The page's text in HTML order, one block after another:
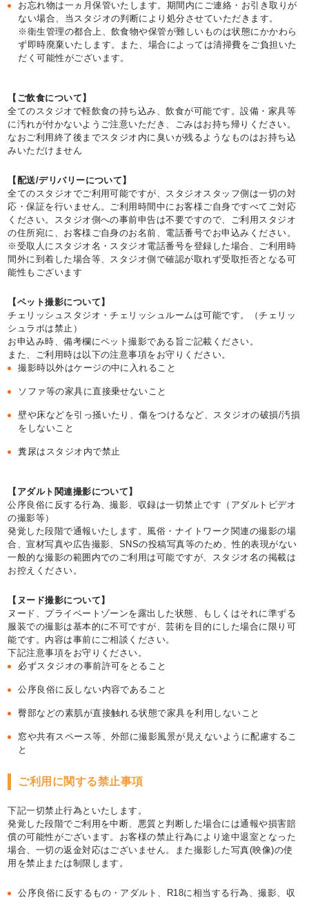
お忘れ物は一ヵ月保管いたします。期間内にご連絡・お引き取りが
ない場合、当スタジオの判断により処分させていただきます。
※衛生管理の都合上、飲食物や保管が難しいものは状態にかかわら
ず即時廃棄いたします。また、場合によっては清掃費をご負担いた
だく可能性がございます。
【ご飲食について】
全てのスタジオで軽飲食の持ち込み、飲食が可能です。設備・家具等
に汚れが付かないようご注意いただき、ごみはお持ち帰りください。
なおご利用終了後までスタジオ内に臭いが残るようなものはお持ち込
みいただけません
【配送/デリバリーについて】
全てのスタジオでご利用可能ですが、スタジオスタッフ側は一切の対
応・保証を行いません。ご利用時間中にお客様ご自身ですべてご対応
ください。スタジオ側への事前申告は不要ですので、ご利用スタジオ
の住所宛に、お客様ご自身のお名前、電話番号でお申込みください。
※受取人にスタジオ名・スタジオ電話番号を登録した場合、ご利用時
間外に到着した場合等、スタジオ側で確認が取れず受取拒否となる可
能性もございます
【ペット撮影について】
チェリッシュスタジオ・チェリッシュルームは可能です。（チェリッ
シュラボは禁止）
お申込み時、備考欄にペット撮影である旨ご記載ください。
また、ご利用時は以下の注意事項をお守りください。
撮影時以外はケージの中に入れること
ソファ等の家具に直接乗せないこと
壁や床などを引っ掻いたり、傷をつけるなど、スタジオの破損/汚損
をしないこと
糞尿はスタジオ内で禁止
【アダルト関連撮影について】
公序良俗に反する行為、撮影、収録は一切禁止です（アダルトビデオ
の撮影等）
発覚した段階で通報いたします。風俗・ナイトワーク関連の撮影の場
合、宣材写真や広告撮影、SNSの投稿写真等のため、性的表現がない
一般的な撮影の範囲内でのご利用は可能ですが、スタジオ名の掲載は
お控えください。
【ヌード撮影について】
ヌード、プライベートゾーンを露出した状態、もしくはそれに準ずる
服装での撮影は基本的に不可ですが、芸術を目的にした場合に限り可
能です。内容は事前にご相談ください。
下記注意事項をお守りください。
必ずスタジオの事前許可をとること
公序良俗に反しない内容であること
臀部などの素肌が直接触れる状態で家具を利用しないこと
窓や共有スペース等、外部に撮影風景が見えないように配慮するこ
と
ご利用に関する禁止事項
下記一切禁止行為といたします。
発覚した段階でご利用を中断、悪質と判断した場合には通報や損害賠
償の可能性がございます。お客様の禁止行為により途中退室となった
場合、一切の返金対応はございません。また撮影した写真(映像)の使
用を禁止または制限します。
公序良俗に反するもの・アダルト、R18に相当する行為、撮影、収